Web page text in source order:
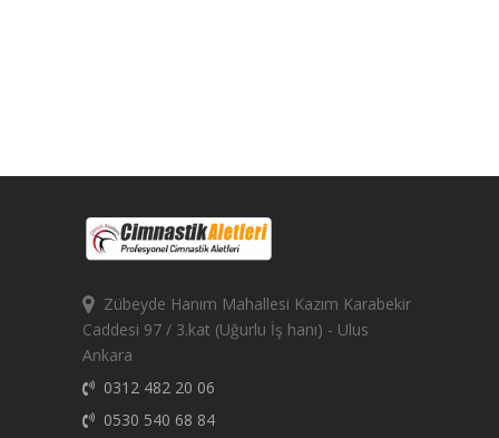
Zübeyde Hanım Mahallesi Kazım Karabekir
Caddesi 97 / 3.kat (Uğurlu İş hanı) - Ulus
Ankara
0312 482 20 06
0530 540 68 84